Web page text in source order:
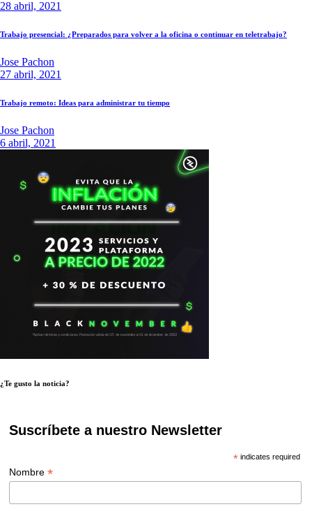
28 abril, 2021
Trabajo presencial: ¿Preparados para volver a la oficina o continuar en teletrabajo?
Jose Pachon
27 abril, 2021
Trabajo remoto: Ideas para administrar tu tiempo
Jose Pachon
6 abril, 2021
¿Te gusto la noticia?
Suscríbete a nuestro Newsletter
*indicates required
Nombre*